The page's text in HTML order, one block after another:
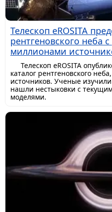
Телескоп eROSITA
рентгеновского неба
миллионами
Телескоп eROSITA
каталог рентгеновского
источников. Ученые
нашли нестыковки с
моделями.